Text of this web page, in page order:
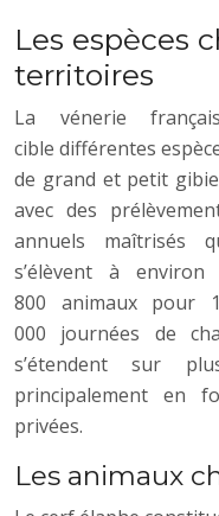
Les espèces
territoires
La vénerie
cible différentes
de grand et petit
avec des
annuels maîtrisés
s’élèvent à environ
800 animaux pour
000 journées de
s’étendent sur
principalement en
privées.
Les animaux